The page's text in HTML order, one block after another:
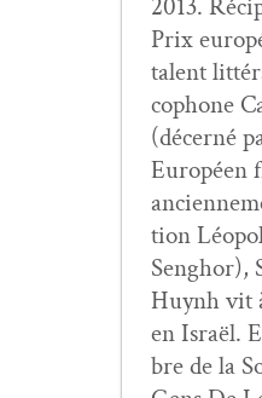
2013.
Prix
tal­ent
coph­o­ne
(décerné
Européen
tion
Sen­g­hor),
Huynh vit
en Israël.
bre de la